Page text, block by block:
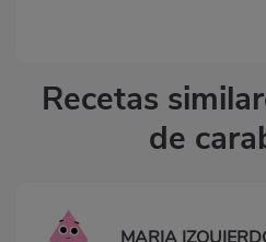
Recetas
de